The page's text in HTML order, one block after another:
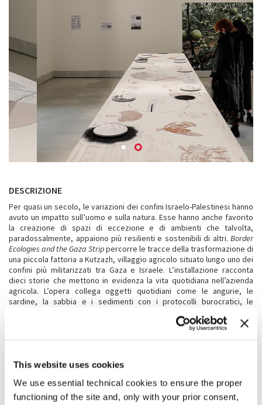
This website uses cookies
We use essential technical cookies to ensure the proper
functioning of the site and, only with your prior consent,
DESCRIZIONE
Per quasi un secolo, le variazioni dei confini Israelo-Palestinesi hanno
avuto un impatto sull’uomo e sulla natura. Esse hanno anche favorito
la creazione di spazi di eccezione e di ambienti che talvolta,
paradossalmente, appaiono più resilienti e sostenibili di altri. Border
Ecologies and the Gaza Strippercorre le tracce della trasformazione di
una piccola fattoria a Kutzazh, villaggio agricolo situato lungo uno dei
confini più militarizzati tra Gaza e Israele. L’installazione racconta
dieci storie che mettono in evidenza la vita quotidiana nell’azienda
agricola. L’opera collega oggetti quotidiani come le angurie, le
sardine, la sabbia e i sedimenti con i protocolli burocratici, le
con atti collettivi di sopravvivenza, resistenza, soccorso reciproco e
CON IL SUPPORTO AGGIUNTIVO DI
Foundation for Achieving Seamless Territory
Creative Industries Fund, The Netherlands